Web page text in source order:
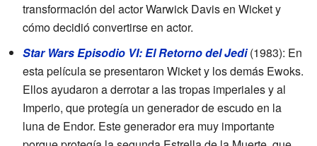
transformación del actor Warwick Davis en Wicket y
cómo decidió convertirse en actor.
Star Wars Episodio VI: El Retorno del Jedi(1983): En
esta película se presentaron Wicket y los demás Ewoks.
Ellos ayudaron a derrotar a las tropas imperiales y al
Imperio, que protegía un generador de escudo en la
luna de Endor. Este generador era muy importante